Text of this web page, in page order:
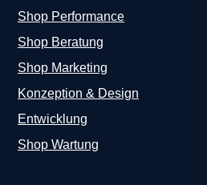
Shop Performance
Shop Beratung
Shop Marketing
Konzeption & Design
Entwicklung
Shop Wartung